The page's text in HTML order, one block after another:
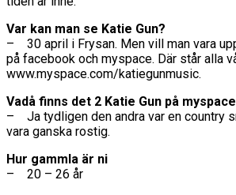
Var kan man se Katie Gun?
– 30 april i Frysan. Men vill man vara
på facebook och myspace. Där står alla
www.myspace.com/katiegunmusic.
Vadå finns det 2 Katie Gun på myspace
– Ja tydligen den andra var en country
vara ganska rostig.
Hur gammla är ni
– 20 – 26 år